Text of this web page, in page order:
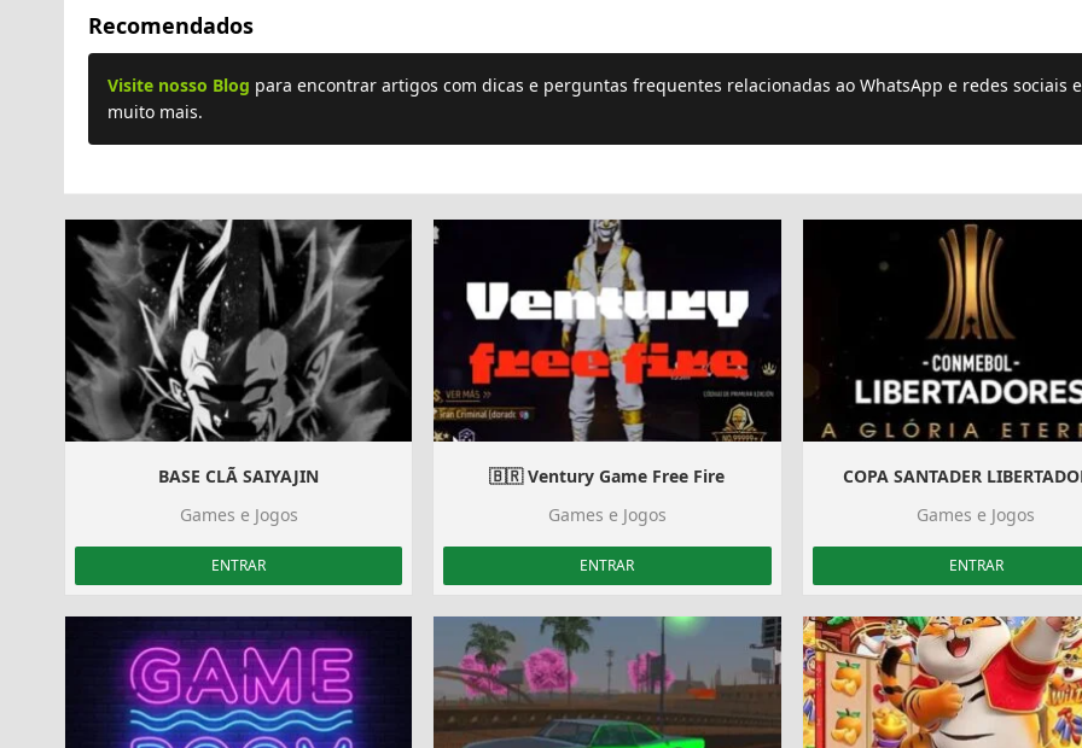
Recomendados
Visite nosso Blog para encontrar artigos com dicas e perguntas frequentes relacionadas ao WhatsApp e redes sociais e
muito mais.
BASE CLÃ SAIYAJIN
Games e Jogos
ENTRAR
🇧🇷 Ventury Game Free Fire
Games e Jogos
ENTRAR
COPA SANTADER
Games e Jogos
ENTRAR